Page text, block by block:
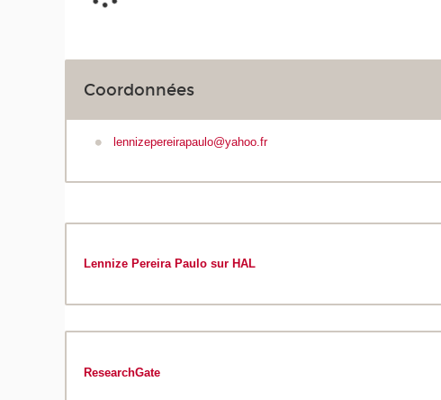
Coordonnées
lennizepereirapaulo@yahoo.fr
Lennize Pereira Paulo sur HAL
ResearchGate